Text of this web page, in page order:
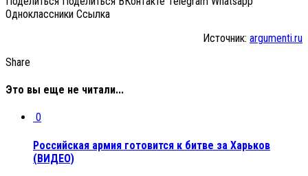
Одноклассники Cсылка
Источник: argumenti.ru
Share
Это вы еще не читали...
0
Российская армия готовится к битве за Харьков
(ВИДЕО)